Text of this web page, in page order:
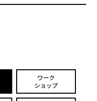
ワーク
ショップ